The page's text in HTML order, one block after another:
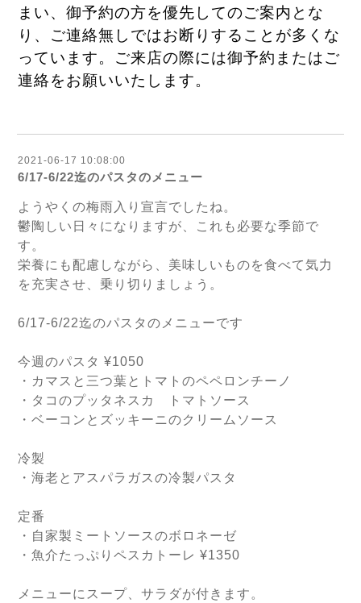
まい、御予約の方を優先してのご案内とな
り、ご連絡無しではお断りすることが多くな
っています。ご来店の際には御予約またはご
連絡をお願いいたします。
2021-06-17 10:08:00
6/17-6/22迄のパスタのメニュー
ようやくの梅雨入り宣言でしたね。
鬱陶しい日々になりますが、これも必要な季節で
す。
栄養にも配慮しながら、美味しいものを食べて気力
を充実させ、乗り切りましょう。
6/17-6/22迄のパスタのメニューです
今週のパスタ ¥1050
・カマスと三つ葉とトマトのペペロンチーノ
・タコのプッタネスカ　トマトソース
・ベーコンとズッキーニのクリームソース
冷製
・海老とアスパラガスの冷製パスタ
定番
・自家製ミートソースのボロネーゼ
・魚介たっぷりペスカトーレ ¥1350
メニューにスープ、サラダが付きます。